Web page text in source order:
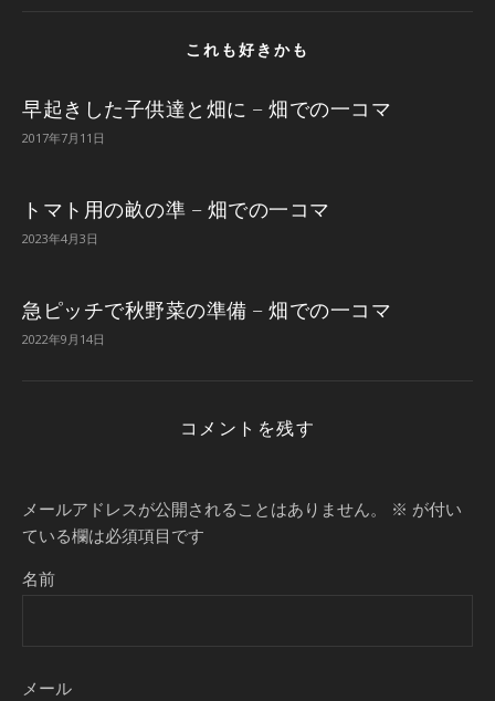
これも好きかも
早起きした子供達と畑に – 畑での一コマ
2017年7月11日
トマト用の畝の準 – 畑での一コマ
2023年4月3日
急ピッチで秋野菜の準備 – 畑での一コマ
2022年9月14日
コメントを残す
メールアドレスが公開されることはありません。 ※ が付い
ている欄は必須項目です
名前
メール